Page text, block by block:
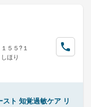
５５?１
ほり
ト 知覚過敏ケア リ